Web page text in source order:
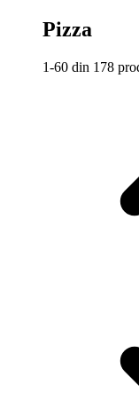
Pizza
1-60 din 178